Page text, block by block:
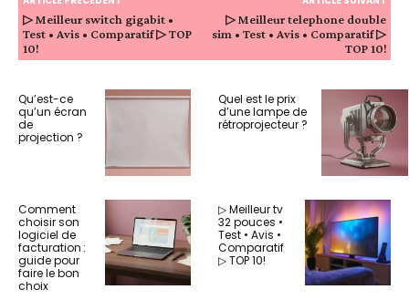
▷ Meilleur switch gigabit •
Test • Avis • Comparatif ▷ TOP
10!
▷ Meilleur telephone double
sim • Test • Avis • Comparatif ▷
TOP 10!
Qu’est-ce
qu’un écran
de
projection ?
Quel est le prix
d’une lampe de
rétroprojecteur ?
Comment
choisir son
logiciel de
facturation :
guide pour
faire le bon
choix
▷ Meilleur tv
32 pouces •
Test • Avis •
Comparatif
▷ TOP 10!